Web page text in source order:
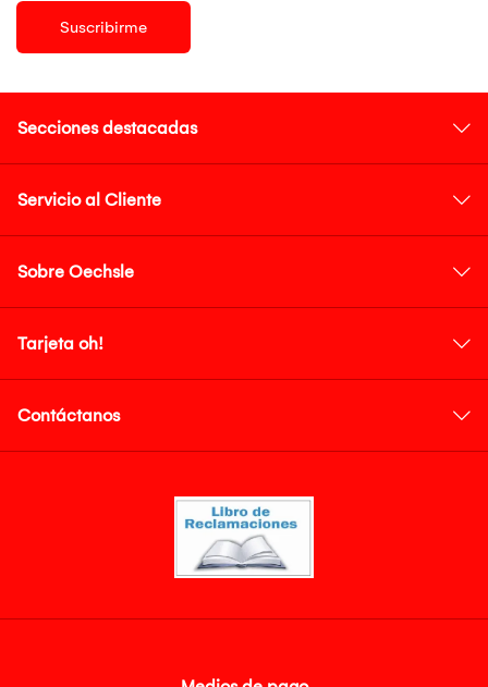
Suscribirme
Secciones destacadas
Servicio al Cliente
Sobre Oechsle
Tarjeta oh!
Contáctanos